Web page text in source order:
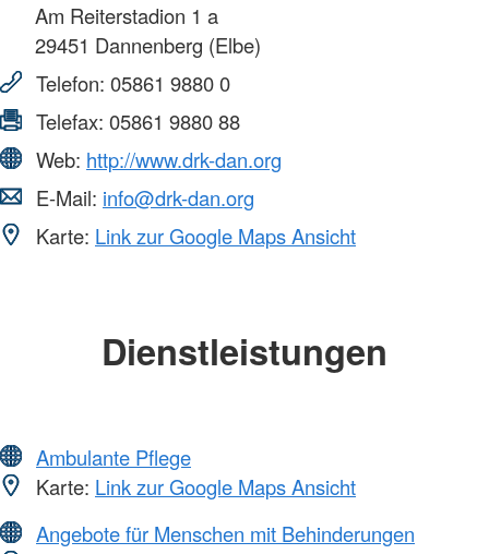
Am Reiterstadion 1 a
29451 Dannenberg (Elbe)
Telefon: 05861 9880 0
Telefax: 05861 9880 88
Web: http://www.drk-dan.org
E-Mail: info@drk-dan.org
Karte: Link zur Google Maps Ansicht
Dienstleistungen
Ambulante Pflege
Karte: Link zur Google Maps Ansicht
Angebote für Menschen mit Behinderungen